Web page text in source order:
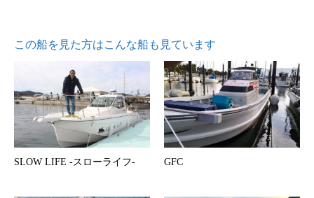
この船を見た方はこんな船も見ています
SLOW LIFE -スローライフ- GFC